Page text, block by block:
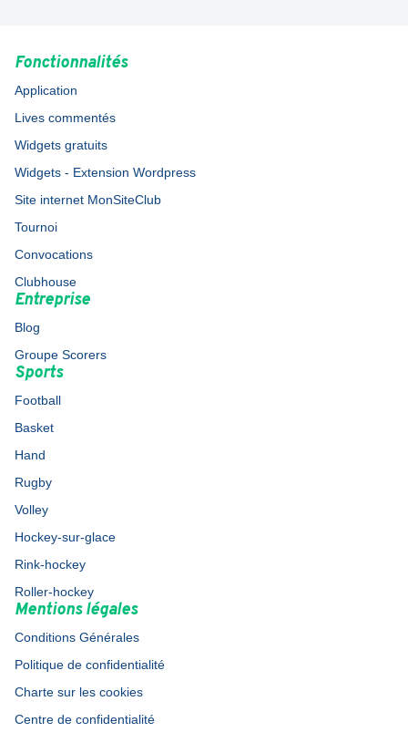
Fonctionnalités
Application
Lives commentés
Widgets gratuits
Widgets - Extension Wordpress
Site internet MonSiteClub
Tournoi
Convocations
Clubhouse
Entreprise
Blog
Groupe Scorers
Sports
Football
Basket
Hand
Rugby
Volley
Hockey-sur-glace
Rink-hockey
Roller-hockey
Mentions légales
Conditions Générales
Politique de confidentialité
Charte sur les cookies
Centre de confidentialité